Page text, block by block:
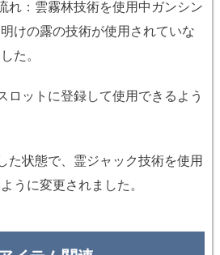
れ：雲霧林技術を使用中ガンシン
けの露の技術が使用されていな
た。
ロットに登録して使用できるよう
た状態で、霊ジャック技術を使用
うに変更されました。